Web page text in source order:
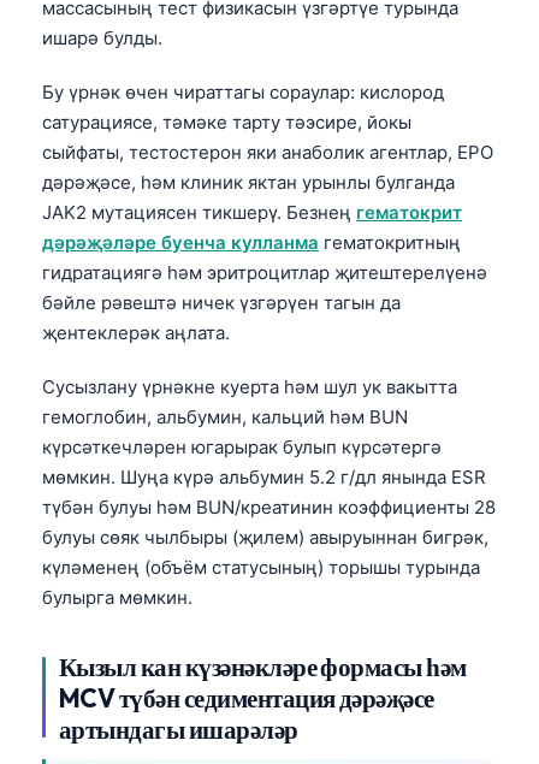
массасының тест физикасын үзгәртүе турында
ишарә булды.
Бу үрнәк өчен чираттагы сораулар: кислород
сатурациясе, тәмәке тарту тәэсире, йокы
сыйфаты, тестостерон яки анаболик агентлар, EPO
дәрәҗәсе, һәм клиник яктан урынлы булганда
JAK2 мутациясен тикшерү. Безнең гематокрит
дәрәҗәләре буенча кулланма гематокритның
гидратациягә һәм эритроцитлар җитештерелүенә
бәйле рәвештә ничек үзгәрүен тагын да
җентеклерәк аңлата.
Сусызлану үрнәкне куерта һәм шул ук вакытта
гемоглобин, альбумин, кальций һәм BUN
күрсәткечләрен югарырак булып күрсәтергә
мөмкин. Шуңа күрә альбумин 5.2 г/дл янында ESR
түбән булуы һәм BUN/креатинин коэффициенты 28
булуы сөяк чылбыры (җилем) авыруыннан бигрәк,
күләменең (объём статусының) торышы турында
булырга мөмкин.
Кызыл кан күзәнәкләре формасы һәм
MCV түбән седиментация дәрәҗәсе
артындагы ишарәләр
Gàidhlig
Occitan
Afrikaans
Монгол
Basa Jawa
Cebuano
ئۇيغۇرچە
Беларуская мова
Esperanto
Frysk
Ślōnskŏ gŏdka